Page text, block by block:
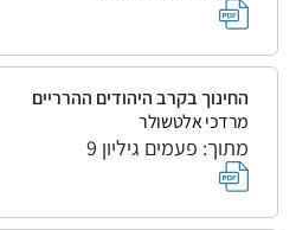
החינוך בקרב היהודים ההרריים
מרדכי אלטשולר
מתוך: פעמים גיליון 9